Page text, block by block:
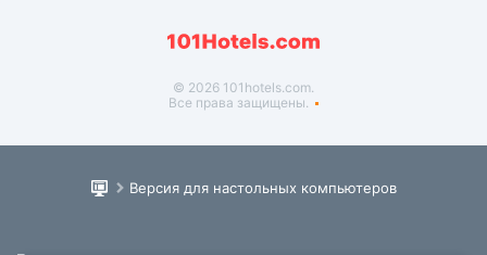
© 2026 101hotels.com.
Все права защищены.
Версия для настольных компьютеров